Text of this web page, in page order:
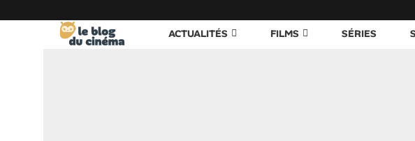
ACTUALITÉS FILMS SÉRIES